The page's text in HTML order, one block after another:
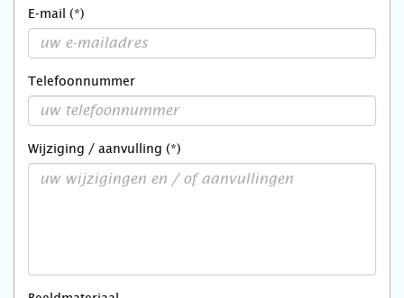
E-mail (*)
Telefoonnummer
Wijziging / aanvulling (*)